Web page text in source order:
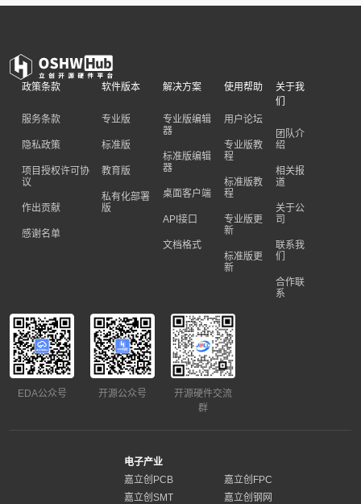
政策条款
服务条款
隐私政策
项目授权许可协
议
作出贡献
感谢名单
软件版本
专业版
标准版
教育版
私有化部署
版
解决方案
专业版编辑
器
标准版编辑
器
桌面客户端
API接口
文档格式
使用帮助
用户论坛
专业版教
程
标准版教
程
专业版更
新
标准版更
新
关于我
们
团队介
绍
相关报
道
关于公
司
联系我
们
合作联
系
EDA公众号 开源公众号
开源硬件交流
群
电子产业
嘉立创PCB
嘉立创FPC
嘉立创SMT
嘉立创钢网